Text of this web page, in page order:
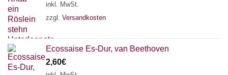
inkl. MwSt.
zzgl. Versandkosten
Ecossaise Es-Dur, van Beethoven
2,60€